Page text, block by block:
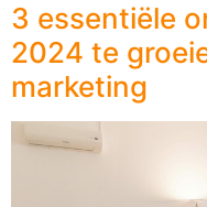
3 essentiële
2024 te
marketing